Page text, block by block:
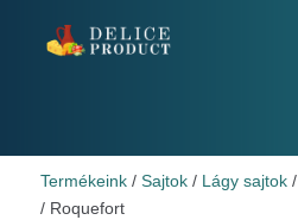
Termékeink/ Sajtok/ Lágy sajtok/
/ Roquefort